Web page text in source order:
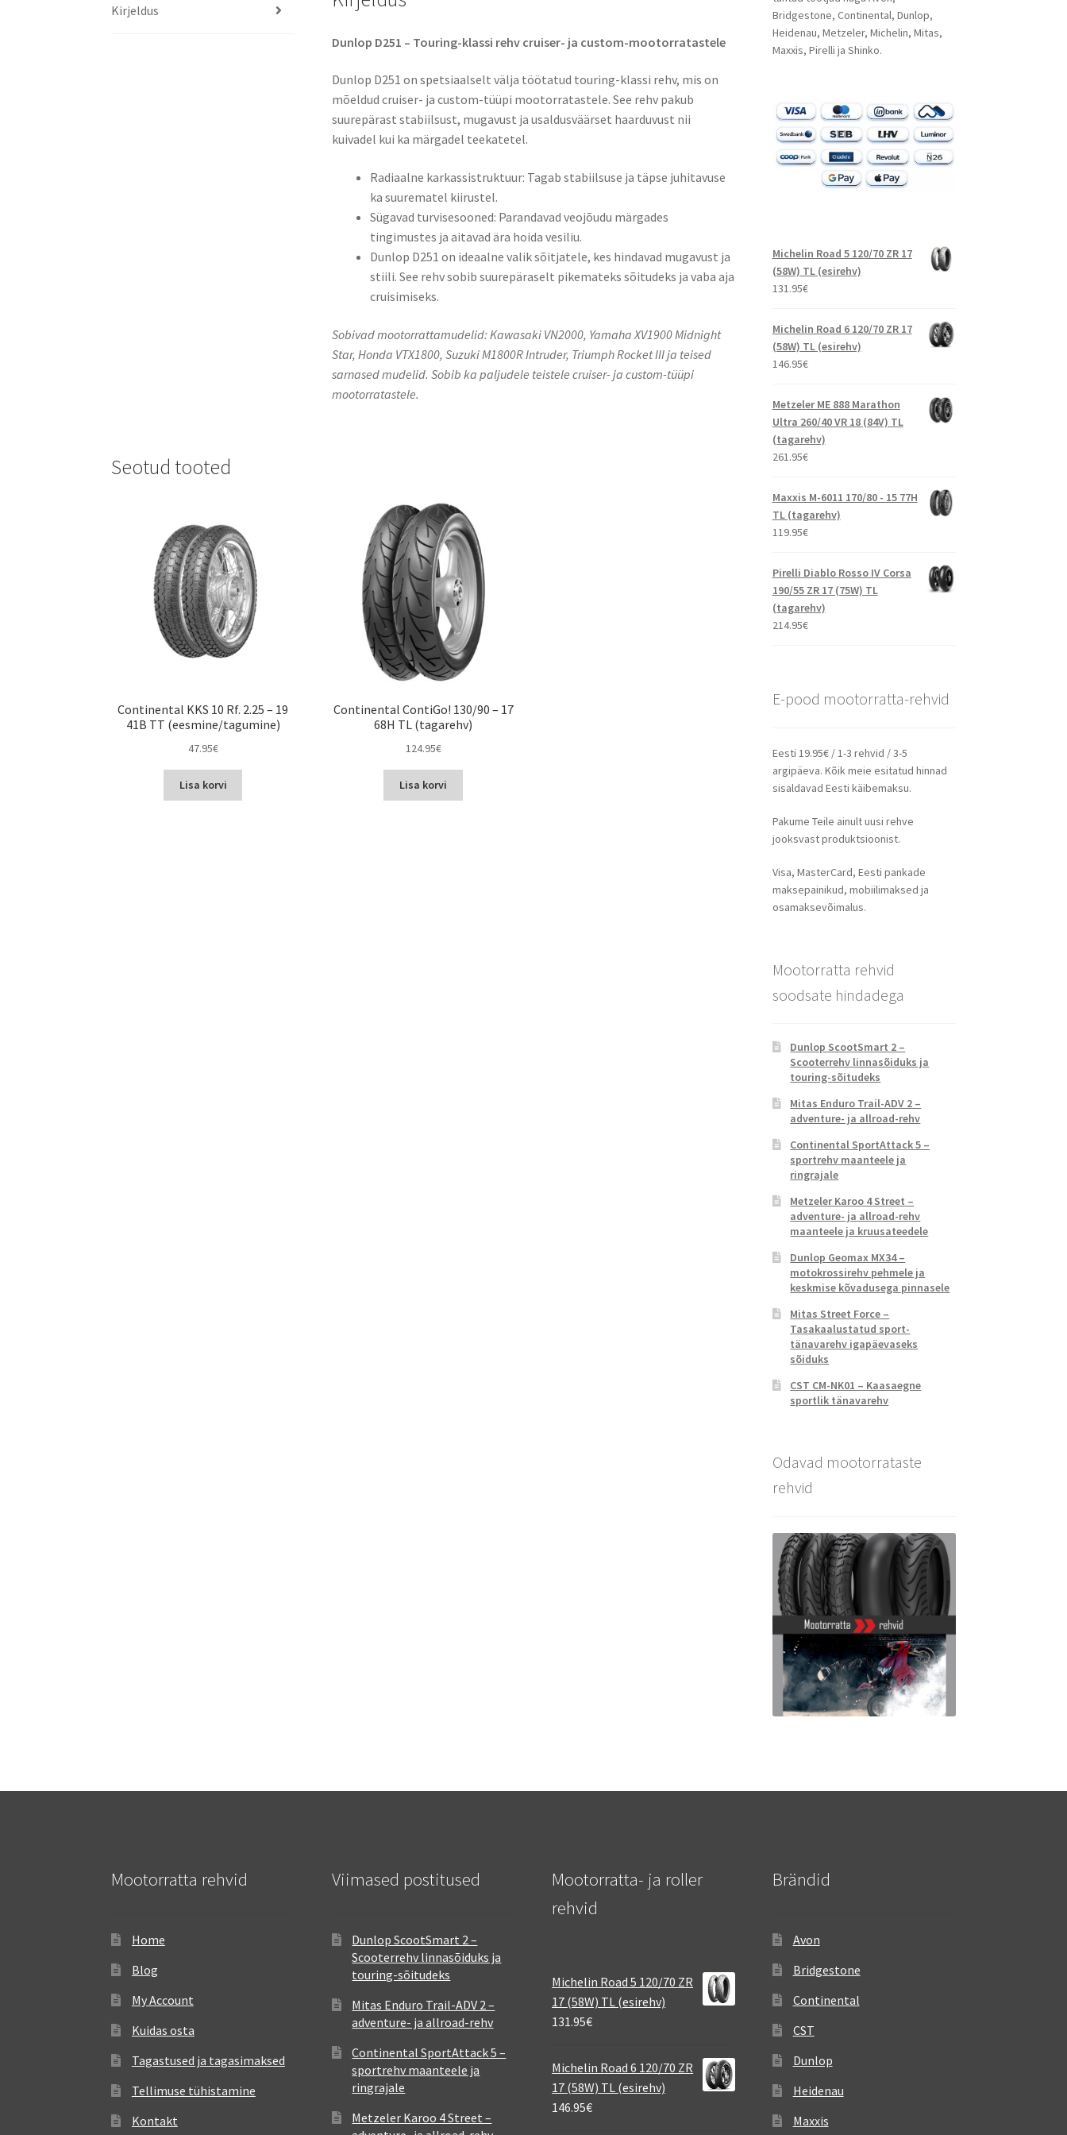
Kirjeldus
Dunlop D251 – Touring-klassi rehv cruiser- ja custom-mootorratastele
Dunlop D251 on spetsiaalselt välja töötatud touring-klassi rehv, mis on
mõeldud cruiser- ja custom-tüüpi mootorratastele. See rehv pakub
suurepärast stabiilsust, mugavust ja usaldusväärset haarduvust nii
kuivadel kui ka märgadel teekatetel.​
Radiaalne karkassistruktuur: Tagab stabiilsuse ja täpse juhitavuse
ka suurematel kiirustel.
Sügavad turvisesooned: Parandavad veojõudu märgades
tingimustes ja aitavad ära hoida vesiliu.​
Dunlop D251 on ideaalne valik sõitjatele, kes hindavad mugavust ja
stiili. See rehv sobib suurepäraselt pikemateks sõitudeks ja vaba aja
cruisimiseks.
Sobivad mootorrattamudelid: Kawasaki VN2000, Yamaha XV1900 Midnight
Star, Honda VTX1800, Suzuki M1800R Intruder, Triumph Rocket III ja teised
sarnased mudelid. Sobib ka paljudele teistele cruiser- ja custom-tüüpi
mootorratastele.​
Seotud tooted
Continental KKS 10 Rf. 2.25 – 19
41B TT (eesmine/tagumine)
47.95€
Lisa korvi
Continental ContiGo! 130/90 – 17
68H TL (tagarehv)
124.95€
Lisa korvi
Bridgestone, Continental, Dunlop,
Heidenau, Metzeler, Michelin, Mitas,
Maxxis, Pirelli ja Shinko.
Michelin Road 5 120/70 ZR 17
(58W) TL (esirehv)
131.95€
Michelin Road 6 120/70 ZR 17
(58W) TL (esirehv)
146.95€
Metzeler ME 888 Marathon
Ultra 260/40 VR 18 (84V) TL
(tagarehv)
261.95€
Maxxis M-6011 170/80 - 15 77H
TL (tagarehv)
119.95€
Pirelli Diablo Rosso IV Corsa
190/55 ZR 17 (75W) TL
(tagarehv)
214.95€
E-pood mootorratta-rehvid
Eesti 19.95€ / 1-3 rehvid / 3-5
argipäeva. Kõik meie esitatud hinnad
sisaldavad Eesti käibemaksu.
Pakume Teile ainult uusi rehve
jooksvast produktsioonist.
Visa, MasterCard, Eesti pankade
maksepainikud, mobiilimaksed ja
osamaksevõimalus.
Mootorratta rehvid
soodsate hindadega
Dunlop ScootSmart 2 –
Scooterrehv linnasõiduks ja
touring-sõitudeks
Mitas Enduro Trail-ADV 2 –
adventure- ja allroad-rehv
Continental SportAttack 5 –
sportrehv maanteele ja
ringrajale
Metzeler Karoo 4 Street –
adventure- ja allroad-rehv
maanteele ja kruusateedele
Dunlop Geomax MX34 –
motokrossirehv pehmele ja
keskmise kõvadusega pinnasele
Mitas Street Force –
Tasakaalustatud sport-
tänavarehv igapäevaseks
sõiduks
CST CM-NK01 – Kaasaegne
sportlik tänavarehv
Odavad mootorrataste
rehvid
Mootorratta rehvid
Home
Blog
My Account
Kuidas osta
Tagastused ja tagasimaksed
Tellimuse tühistamine
Kontakt
Viimased postitused
Dunlop ScootSmart 2 –
Scooterrehv linnasõiduks ja
touring-sõitudeks
Mitas Enduro Trail-ADV 2 –
adventure- ja allroad-rehv
Continental SportAttack 5 –
sportrehv maanteele ja
ringrajale
Metzeler Karoo 4 Street –
Mootorratta- ja roller
rehvid
Michelin Road 5 120/70 ZR
17 (58W) TL (esirehv)
131.95€
Michelin Road 6 120/70 ZR
17 (58W) TL (esirehv)
146.95€
Brändid
Avon
Bridgestone
Continental
CST
Dunlop
Heidenau
Maxxis